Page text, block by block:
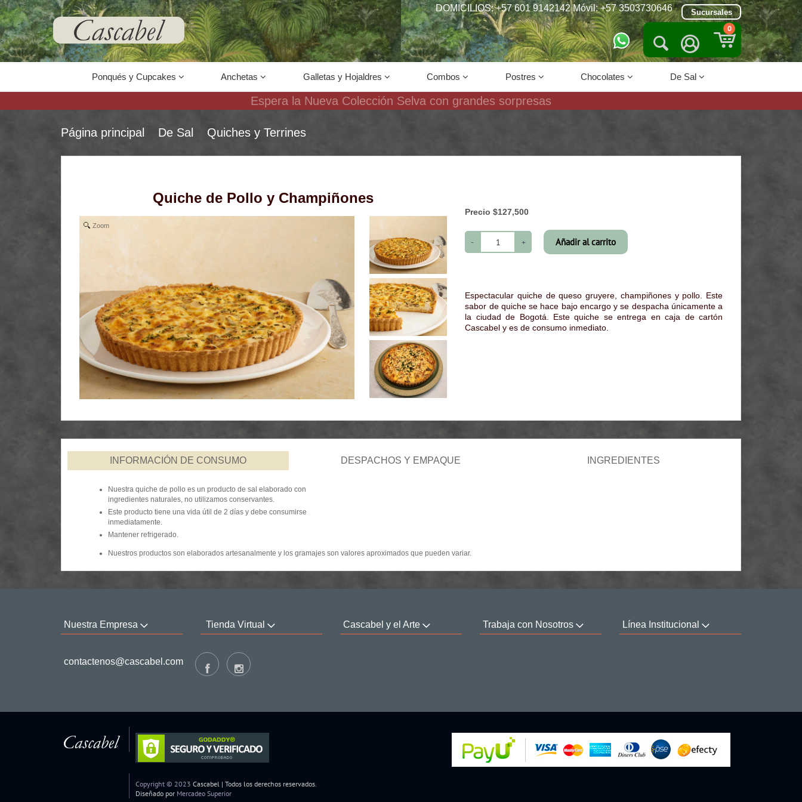
67
Sucursales
DOMICILIOS: +57 601 9142142 Móvil: +57 3503730646
0


Ponqués y Cupcakes Anchetas Galletas y Hojaldres Combos Postres Chocolates De Sal
Espera la Nueva Colección Selva con grandes sorpresas
Página principal De Sal Quiches y Terrines
Quiche de Pollo y Champiñones
Zoom
Precio $127,500
- + Añadir al carrito
Espectacular quiche de queso gruyere, champiñones y pollo. Este
sabor de quiche se hace bajo encargo y se despacha únicamente a
la ciudad de Bogotá. Este quiche se entrega en caja de cartón
Cascabel y es de consumo inmediato.
INFORMACIÓN DE CONSUMO DESPACHOS Y EMPAQUE INGREDIENTES
Nuestra quiche de pollo es un producto de sal elaborado con
ingredientes naturales, no utilizamos conservantes.
Este producto tiene una vida útil de 2 días y debe consumirse
inmediatamente.
Mantener refrigerado.
Nuestros productos son elaborados artesanalmente y los gramajes son valores aproximados que pueden variar.
Nuestra Empresa Tienda Virtual Cascabel y el Arte Trabaja con Nosotros Línea Institucional
contactenos@cascabel.com
Copyright © 2023 Cascabel | Todos los derechos reservados.
Diseñado por Mercadeo Superior